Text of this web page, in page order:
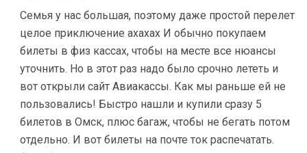
Семья у нас большая, поэтому даже простой перелет
целое приключение ахахах И обычно покупаем
билеты в физ кассах, чтобы на месте все нюансы
уточнить. Но в этот раз надо было срочно лететь и
вот открыли сайт Авиакассы. Как мы раньше ей не
пользовались! Быстро нашли и купили сразу 5
билетов в Омск, плюс багаж, чтобы не бегать потом
отдельно. И вот билеты на почте ток распечатать.